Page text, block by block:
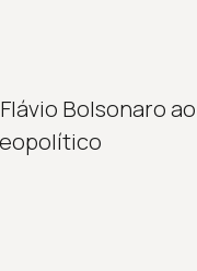
Bolsonaro